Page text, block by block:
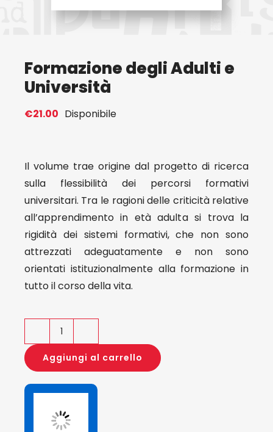
Formazione degli Adulti e
Università
€21.00 Disponibile
Il volume trae origine dal progetto di ricerca
sulla flessibilità dei percorsi formativi
universitari. Tra le ragioni delle criticità relative
all’apprendimento in età adulta si trova la
rigidità dei sistemi formativi, che non sono
attrezzati adeguatamente e non sono
orientati istituzionalmente alla formazione in
tutto il corso della vita.
Formazione
degli
Adulti
e
Università
quantità
Aggiungi al carrello